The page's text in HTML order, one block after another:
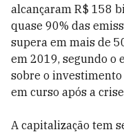
alcançaram R$ 158
quase 90% das
supera em mais de
em 2019, segundo o
sobre o
em curso após a
A capitalização tem